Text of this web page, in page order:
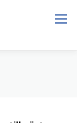
Menu